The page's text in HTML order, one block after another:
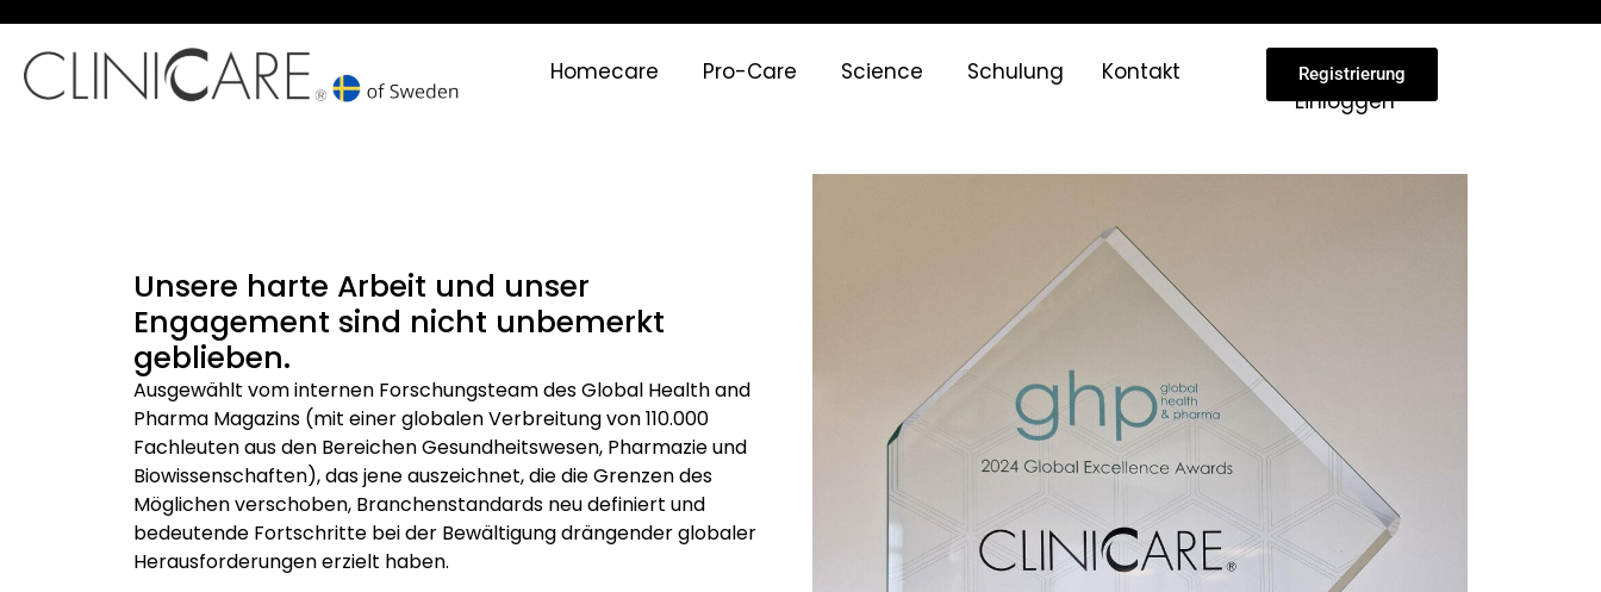
Homecare Pro-Care Science Schulung Kontakt Registrierung
Einloggen
Unsere harte Arbeit und unser
Engagement sind nicht unbemerkt
geblieben.
Ausgewählt vom internen Forschungsteam des Global Health and
Pharma Magazins (mit einer globalen Verbreitung von 110.000
Fachleuten aus den Bereichen Gesundheitswesen, Pharmazie und
Biowissenschaften), das jene auszeichnet, die die Grenzen des
Möglichen verschoben, Branchenstandards neu definiert und
bedeutende Fortschritte bei der Bewältigung drängender globaler
Herausforderungen erzielt haben.